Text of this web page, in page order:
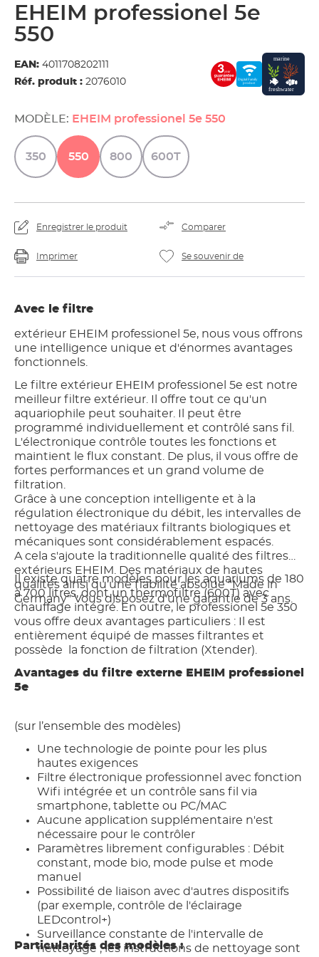
EHEIM professionel 5e
550
EAN: 4011708202111
Réf. produit : 2076010
MODÈLE: EHEIM professionel 5e 550
350 550 800 600T
Enregistrer le produit Comparer
Imprimer Se souvenir de
Avec le filtre
extérieur EHEIM professionel 5e, nous vous offrons
une intelligence unique et d'énormes avantages
fonctionnels.
Le filtre extérieur EHEIM professionel 5e est notre
meilleur filtre extérieur. Il offre tout ce qu'un
aquariophile peut souhaiter. Il peut être
programmé individuellement et contrôlé sans fil.
L'électronique contrôle toutes les fonctions et
maintient le flux constant. De plus, il vous offre de
fortes performances et un grand volume de
filtration.
Grâce à une conception intelligente et à la
régulation électronique du débit, les intervalles de
nettoyage des matériaux filtrants biologiques et
mécaniques sont considérablement espacés.
A cela s'ajoute la traditionnelle qualité des filtres
extérieurs EHEIM. Des matériaux de hautes
qualités ainsi qu’une fiabilité absolue "Made in
Germany" Vous disposez d'une garantie de 3 ans.
Il existe quatre modèles pour les aquariums de 180
à 700 litres, dont un thermofiltre (600T) avec
chauffage intégré. En outre, le professionel 5e 350
vous offre deux avantages particuliers : Il est
entièrement équipé de masses filtrantes et
possède la fonction de filtration (Xtender).
Avantages du filtre externe EHEIM professionel
5e
(sur l’ensemble des modèles)
Une technologie de pointe pour les plus
hautes exigences
Filtre électronique professionnel avec fonction
Wifi intégrée et un contrôle sans fil via
smartphone, tablette ou PC/MAC
Aucune application supplémentaire n'est
nécessaire pour le contrôler
Paramètres librement configurables : Débit
constant, mode bio, mode pulse et mode
manuel
Possibilité de liaison avec d'autres dispositifs
(par exemple, contrôle de l'éclairage
LEDcontrol+)
Surveillance constante de l'intervalle de
nettoyage ; les instructions de nettoyage sont
Particularités des modèles :